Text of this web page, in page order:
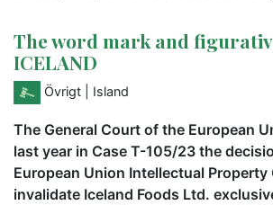
The word mark and
ICELAND
Övrigt | Island
The General Court of the European
last year in Case T-105/23 the
European Union Intellectual Property
invalidate Iceland Foods Ltd.